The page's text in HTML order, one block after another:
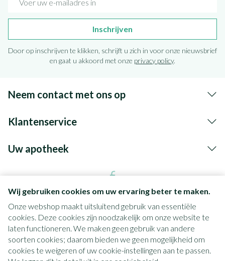
Wij gebruiken cookies om uw ervaring beter te maken.
Onze webshop maakt uitsluitend gebruik van essentiële
cookies. Deze cookies zijn noodzakelijk om onze website te
laten functioneren. We maken geen gebruik van andere
soorten cookies; daarom bieden we geen mogelijkheid om
cookies te weigeren of uw cookie-instellingen aan te passen.
Inschrijven
Door op inschrijven te klikken, schrijft u zich in voor onze nieuwsbrief
en gaat u akkoord met onze privacy policy.
Neem contact met ons op
Klantenservice
Uw apotheek
Juridische links